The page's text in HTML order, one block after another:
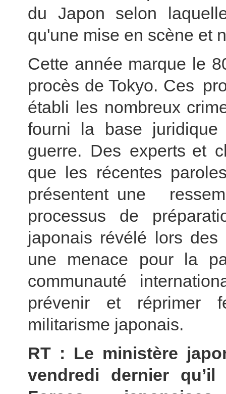
du Japon selon
qu'une mise en scène et
Cette année marque le
procès de Tokyo. Ces
établi les nombreux
fourni la base juridique
guerre. Des experts et
que les récentes
présentent une
processus de
japonais révélé lors des
une menace pour la
communauté
prévenir et réprimer
militarisme japonais.
RT : Le ministère
vendredi dernier